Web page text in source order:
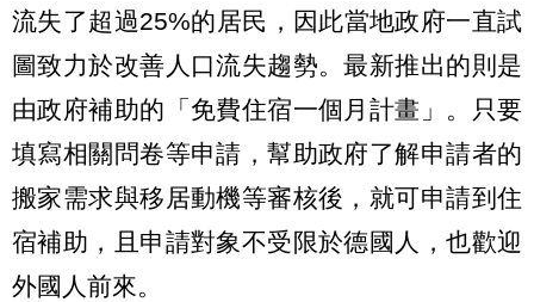
流失了超過25%的居民，因此當地政府一直試
圖致力於改善人口流失趨勢。最新推出的則是
由政府補助的 「 免費住宿一個月計畫 」 。只要
填寫相關問卷等申請，幫助政府了解申請者的
搬家需求與移居動機等審核後，就可申請到住
宿補助，且申請對象不受限於德國人，也歡迎
外國人前來。